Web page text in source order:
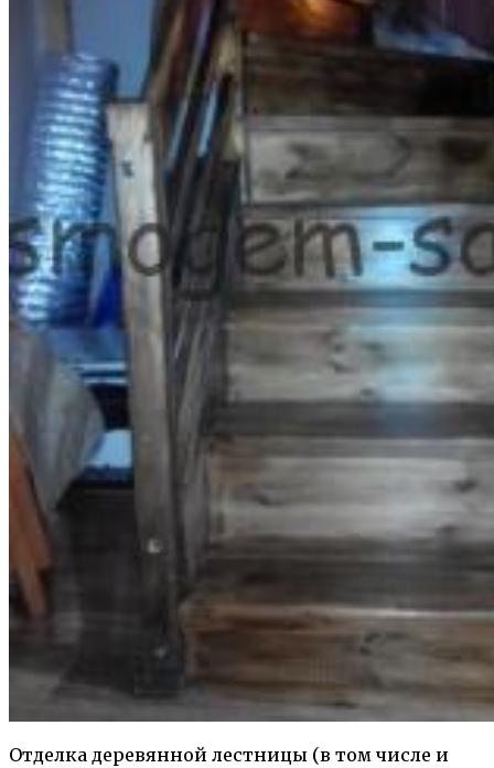
Отделка деревянной лестницы (в том числе и